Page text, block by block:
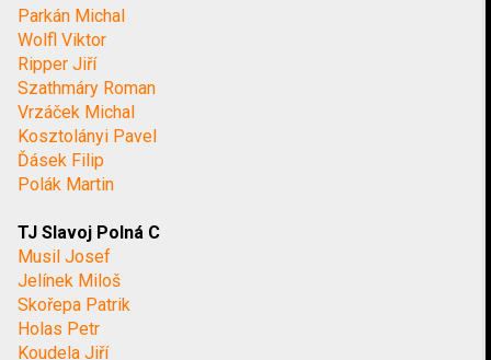
Parkán Michal
Wolfl Viktor
Ripper Jiří
Szathmáry Roman
Vrzáček Michal
Kosztolányi Pavel
Ďásek Filip
Polák Martin
TJ Slavoj Polná C
Musil Josef
Jelínek Miloš
Skořepa Patrik
Holas Petr
Koudela Jiří